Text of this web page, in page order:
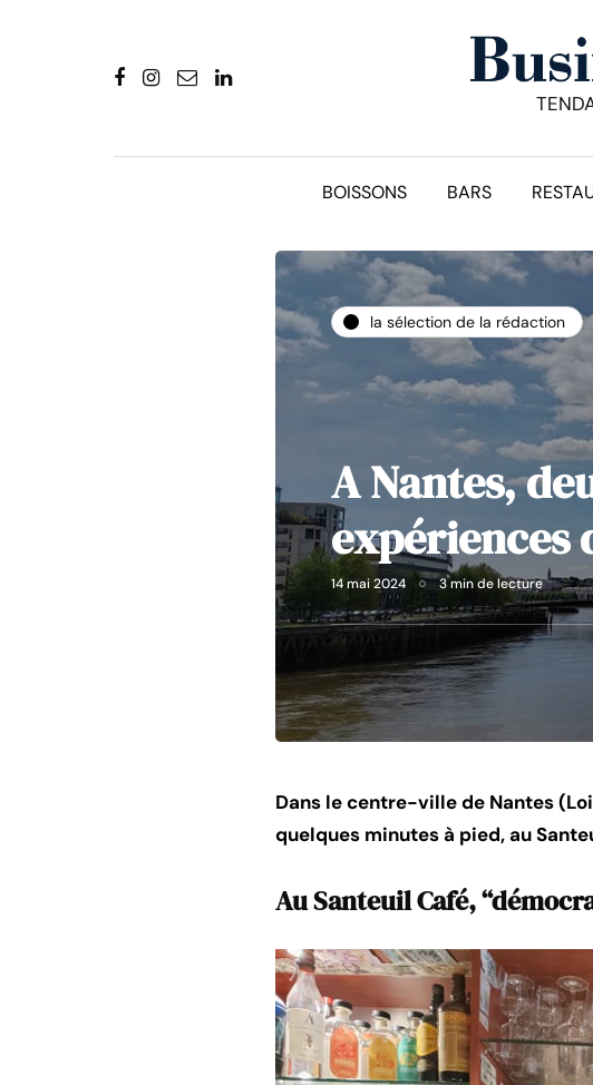
BOISSONS BARS
la sélection de la rédaction
A Nantes,
expériences
14 mai 2024 3 min de lecture
Dans le centre-ville de Nantes
quelques minutes à pied, au
Au Santeuil Café,